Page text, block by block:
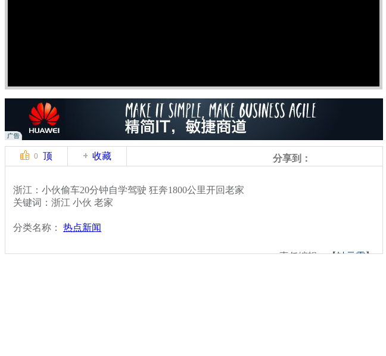
0 顶 收藏 分享到：
浙江：小伙偷车20分钟自学驾驶 狂奔1800公里开回老家
关键词：浙江 小伙 老家
分类名称： 热点新闻
责任编辑：【钟元霞】